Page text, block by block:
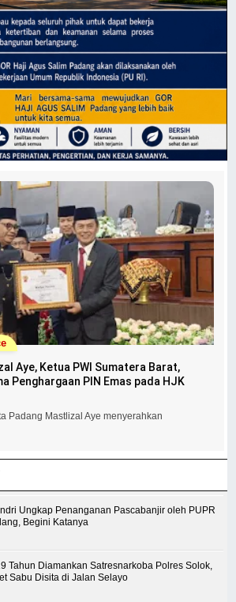
Aye, Ketua PWI Sumatera Barat,
Penghargaan PIN Emas pada HJK
Padang Mastlizal Aye menyerahkan
Ungkap Penanganan Pascabanjir oleh PUPR
Begini Katanya
Tahun Diamankan Satresnarkoba Polres Solok,
Sabu Disita di Jalan Selayo